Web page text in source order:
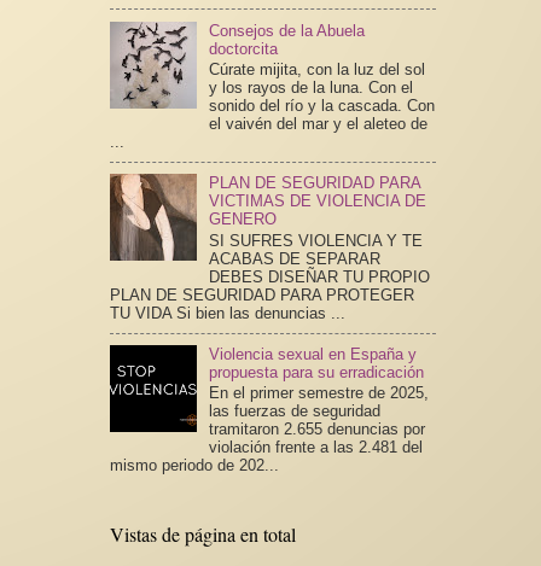
Consejos de la Abuela
doctorcita
Cúrate mijita, con la luz del sol
y los rayos de la luna. Con el
sonido del río y la cascada. Con
el vaivén del mar y el aleteo de
...
PLAN DE SEGURIDAD PARA
VICTIMAS DE VIOLENCIA DE
GENERO
SI SUFRES VIOLENCIA Y TE
ACABAS DE SEPARAR
DEBES DISEÑAR TU PROPIO
PLAN DE SEGURIDAD PARA PROTEGER
TU VIDA Si bien las denuncias ...
Violencia sexual en España y
propuesta para su erradicación
En el primer semestre de 2025,
las fuerzas de seguridad
tramitaron 2.655 denuncias por
violación frente a las 2.481 del
mismo periodo de 202...
Vistas de página en total